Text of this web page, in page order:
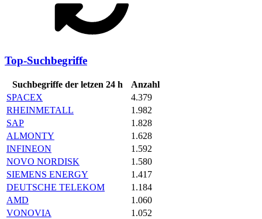
Top-Suchbegriffe
Suchbegriffe der letzen 24 h
Anzahl
SPACEX
4.379
RHEINMETALL
1.982
SAP
1.828
ALMONTY
1.628
INFINEON
1.592
NOVO NORDISK
1.580
SIEMENS ENERGY
1.417
DEUTSCHE TELEKOM
1.184
AMD
1.060
VONOVIA
1.052